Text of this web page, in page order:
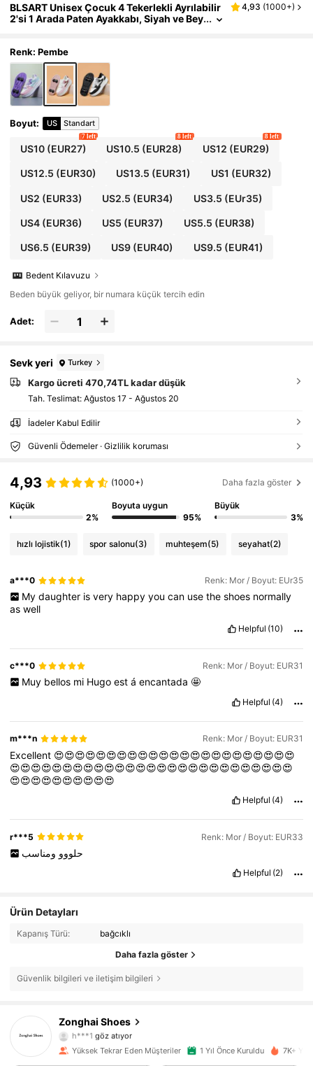
BLSART Unisex Çocuk 4 Tekerlekli Ayrılabilir
2'si 1 Arada Paten Ayakkabı, Siyah ve Bey
yakkabısı
4,93 (1000+)
Renk: Pembe
Boyut: US Standart
US10(EUR27)
7 left
US10.5 (EUR28)
8 left
US12 (EUR29)
8 left
US12.5 (EUR30) US13.5 (EUR31) US1 (EUR32)
US2 (EUR33) US2.5 (EUR34) US3.5 (EUr35)
US4(EUR36) US5 (EUR37) US5.5 (EUR38)
US6.5 (EUR39) US9 (EUR40) US9.5 (EUR41)
Bedent Kılavuzu
Beden büyük geliyor, bir numara küçük tercih edin
Adet:
Sevk yeri Turkey
Kargo ücreti 470,74TL kadar düşük
Tah. Teslimat: Ağustos 17 - Ağustos 20
İadeler Kabul Edilir
Güvenli Ödemeler · Gizlilik koruması
4,93 (1000+) Daha fazla göster
Küçük
2%
Boyuta uygun
95%
Büyük
3%
hızlı lojistik(1) spor salonu(3) muhteşem(5) seyahat(2)
a***0 Renk: Mor / Boyut: EUr35
My daughter is very happy you can use the shoes normally
aswell
Helpful (10)
c***0 Renk: Mor / Boyut: EUR31
Muy bellos mi Hugo est á encantada 🤩
Helpful (4)
m***n Renk: Mor / Boyut: EUR31
Excellent 😍😍😍😍😍😍😍😍😍😍😍😍😍😍😍😍😍😍😍😍😍😍😍
😍😍😍😍😍😍😍😍😍😍😍😍😍😍😍😍😍😍😍😍😍😍😍😍😍😍😍
😍😍😍😍😍😍😍😍😍😍
Helpful (4)
r***5 Renk: Mor / Boyut: EUR33
حلووو ومناسب
Helpful (2)
Ürün Detayları
Kapanış Türü: bağcıklı
Daha fazla göster
Güvenlik bilgileri ve iletişim bilgileri
Zonghai Shoes
4,91 1K Takipçiler
h***1 göz atıyor
4,91
1K Takipçiler
Yüksek Tekrar Eden Müşteriler 1 Yıl Önce Kuruldu 7K+